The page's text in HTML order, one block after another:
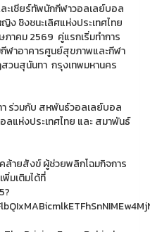
ะเชียร์ทัพนักกีฬาวอลเลย์บอล
ง ชิงชนะเลิศแห่งประเทศไทย
ภาคม 2569 คู่แรกเริ่มทำการ
ฬาอาคารศูนย์สุขภาพและกีฬา
วนสุนันทา กรุงเทพมหานคร
ร่วมกับ สหพันธ์วอลเลย์บอล
ลแห่งประเทศไทย และ สมาพันธ์
ายสังข์ ผู้ช่วยพลิกโฉมกิจการ
พิ่มเติมได้ที่